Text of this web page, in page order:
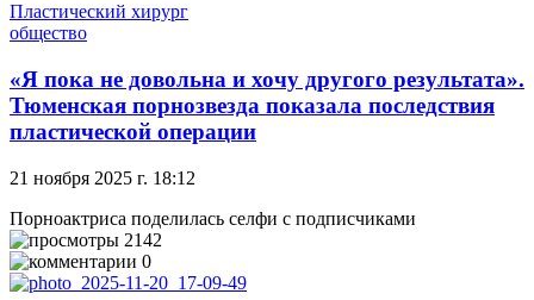
Пластический хирург
общество
«Я пока не довольна и хочу другого результата».
Тюменская порнозвезда показала последствия
пластической операции
21 ноября 2025 г. 18:12
Порноактриса поделилась селфи с подписчиками
2142
0